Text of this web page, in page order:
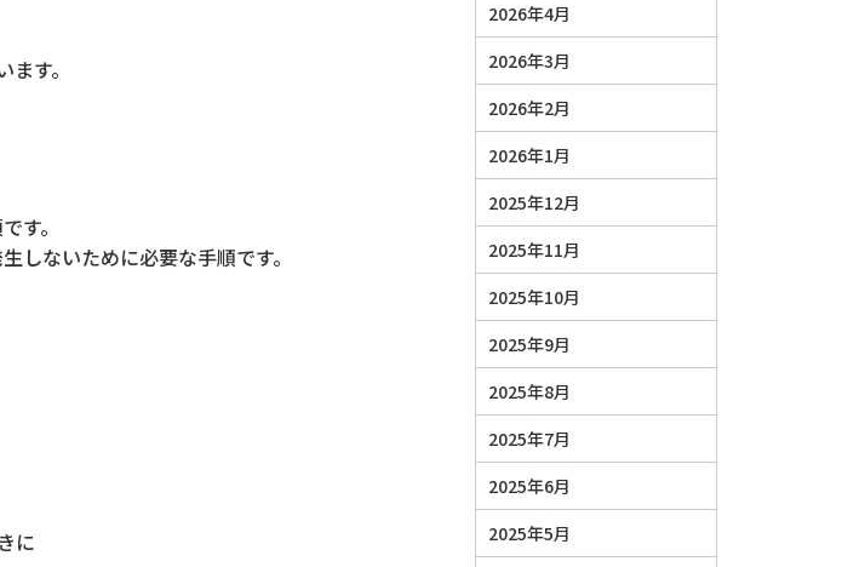
す。
す。
しないために必要な手順です。
に
2026年4月
2026年3月
2026年2月
2026年1月
2025年12月
2025年11月
2025年10月
2025年9月
2025年8月
2025年7月
2025年6月
2025年5月